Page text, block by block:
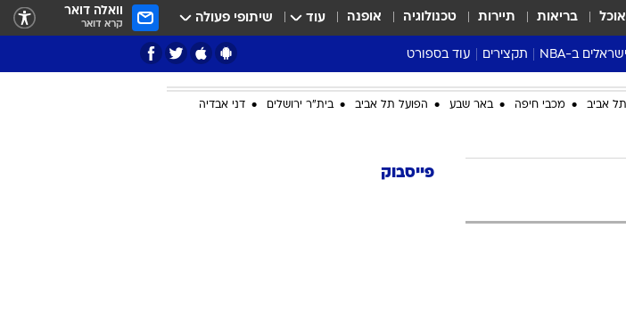
אוכל בריאות תיירות טכנולוגיה אופנה עוד שיתופי פעולה וואלה דואר
קרא דואר
ישראלים ב-NBA
דני אבדיה
תקצירים עוד בספורט
מונדיאל 2026
NBA
פודקאסטים
אבא של שבת
אביב מכבי חיפה באר שבע הפועל תל אביב בית"ר ירושלים דני אבדיה
פייסבוק